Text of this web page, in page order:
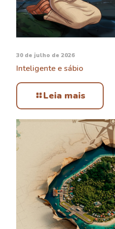
30 de julho de 2026
Inteligente e sábio
Leia mais